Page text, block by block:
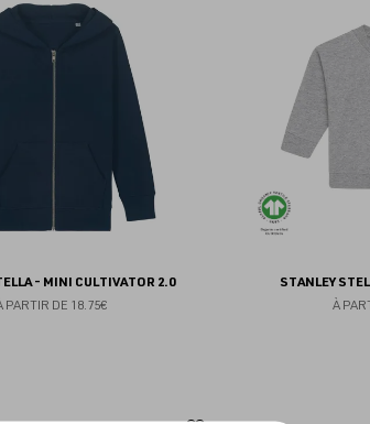
- MINI CULTIVATOR 2.0
PARTIR DE 18.75€
STANLEY
À